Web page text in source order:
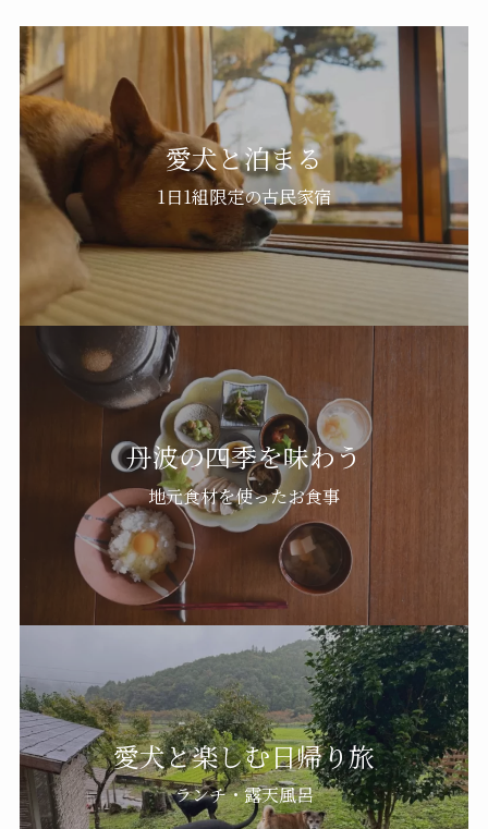
愛犬と泊まる
1日1組限定の古民家宿
丹波の四季を味わう
地元食材を使ったお食事
愛犬と楽しむ日帰り旅
ランチ・露天風呂